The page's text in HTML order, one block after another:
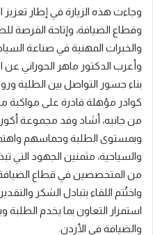
وجاءت هذه الزيارة في إطار تعزيز
وقطاع الضيافة، وإتاحة الفرصة
والخبرات المهنية في صناعة
وأعرب الدكتور ماهر الحوراني عن
بناء جسور التواصل بين الطلبة
كوادر مؤهلة قادرة على مواكبة
من جانبه، أشاد وفد مجموعة
وبمستوى الطلبة وحماسهم
والسياحية، مثمنين الجهود التي
من المتخصصين في قطاع
واختُتم اللقاء بتبادل الشكر
استمرار التعاون بما يخدم
والضيافة في الأردن.